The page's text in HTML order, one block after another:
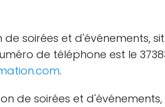
soirées et d'événements,
de téléphone est le
.
de soirées et